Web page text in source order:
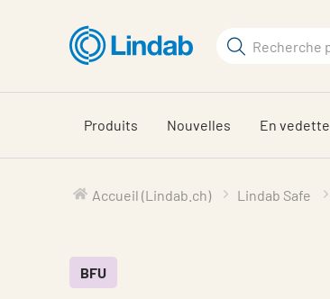
principal
Rechercher
sur
Produits Nouvelles En vedette
Accueil (Lindab.ch) Lindab Safe
BFU